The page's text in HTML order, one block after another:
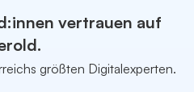
vertrauen auf
größten Digitalexperten.